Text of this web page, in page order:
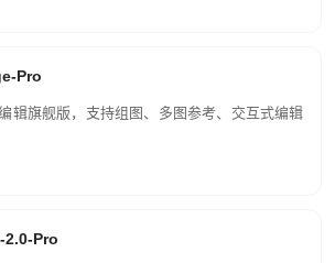
Pro
辑旗舰版，支持组图、多图参考、交互式编辑
2.0-Pro